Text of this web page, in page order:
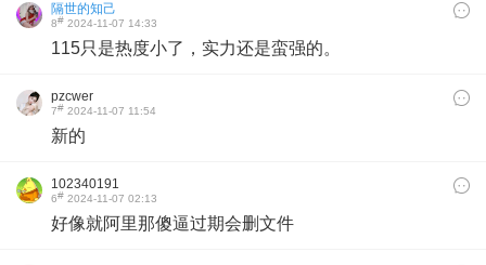
隔世的知己
8# 2024-11-07 14:33
115只是热度小了，实力还是蛮强的。
pzcwer
7# 2024-11-07 11:54
新的
102340191
6# 2024-11-07 02:13
好像就阿里那傻逼过期会删文件